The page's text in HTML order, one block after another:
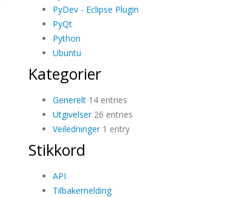
PyDev - Eclipse Plugin
PyQt
Python
Ubuntu
Kategorier
Generelt14 entries
Utgivelser26 entries
Veiledninger1 entry
Stikkord
API
Tilbakemelding